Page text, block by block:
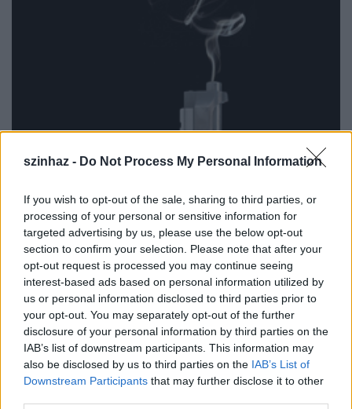
szinhaz - Do Not Process My Personal Information
If you wish to opt-out of the sale, sharing to third parties, or
processing of your personal or sensitive information for
targeted advertising by us, please use the below opt-out
section to confirm your selection. Please note that after your
opt-out request is processed you may continue seeing
interest-based ads based on personal information utilized by
us or personal information disclosed to third parties prior to
your opt-out. You may separately opt-out of the further
disclosure of your personal information by third parties on the
IAB’s list of downstream participants. This information may
also be disclosed by us to third parties on the IAB’s List of
Downstream Participants that may further disclose it to other